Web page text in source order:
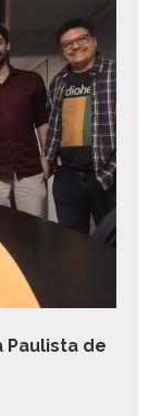
Paulista de